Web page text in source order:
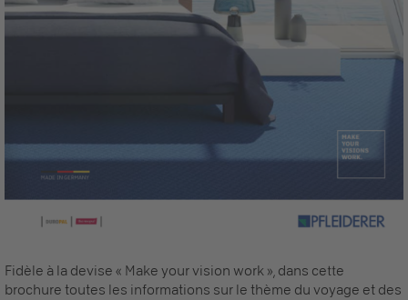
Fidèle à la devise « Make your vision work », dans cette
brochure toutes les informations sur le thème du voyage et des